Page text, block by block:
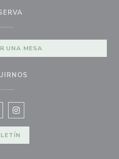
UNA MESA
((abre en una nueva
Instagram ((abre en una